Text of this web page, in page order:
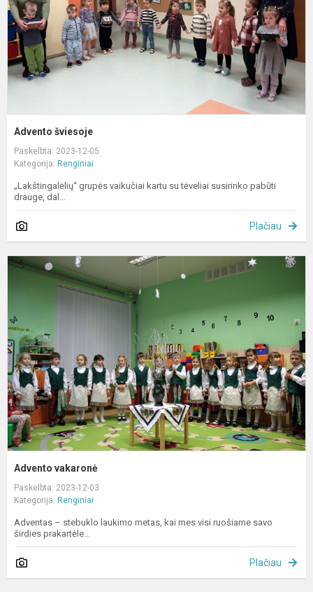
Advento šviesoje
Paskelbta: 2023-12-05
Kategorija: Renginiai
„Lakštingalėlių“ grupės vaikučiai kartu su tėveliai susirinko pabūti
drauge, dal...
Plačiau
Advento vakaronė
Paskelbta: 2023-12-03
Kategorija: Renginiai
Adventas – stebuklo laukimo metas, kai mes visi ruošiame savo
širdies prakartėle...
Plačiau